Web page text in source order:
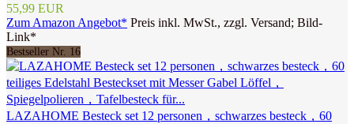
55,99 EUR
Zum Amazon Angebot* Preis inkl. MwSt., zzgl. Versand; Bild-
Link*
Bestseller Nr. 16
LAZAHOME Besteck set 12 personen，schwarzes besteck，60